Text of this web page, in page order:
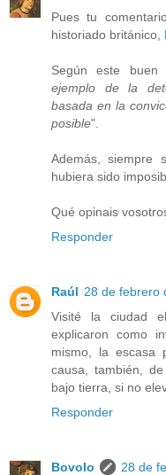
Pues tu
historiado británico,
Según este
ejemplo de la
basada en la
posible".
Además, siempre
hubiera sido
Qué opinais
Responder
Raúl 28 de febrero
Visité la ciudad
explicaron como
mismo, la escasa
causa, también,
bajo tierra, si no
Responder
Bovolo
28 de